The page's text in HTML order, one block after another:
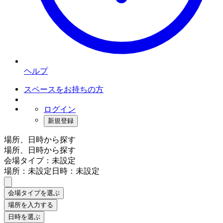
ヘルプ
スペースをお持ちの方
ログイン
新規登録
場所、日時から探す
場所、日時から探す
会場タイプ：未設定
場所：未設定日時：未設定
会場タイプを選ぶ
場所を入力する
日時を選ぶ